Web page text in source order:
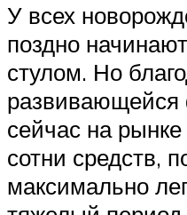
У всех
поздно
стулом. Но
развивающейся
сейчас на
сотни средств,
максимально